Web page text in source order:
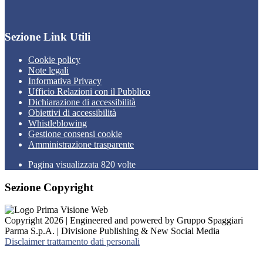
Sezione Link Utili
Cookie policy
Note legali
Informativa Privacy
Ufficio Relazioni con il Pubblico
Dichiarazione di accessibilità
Obiettivi di accessibilità
Whistleblowing
Gestione consensi cookie
Amministrazione trasparente
Pagina visualizzata 820 volte
Sezione Copyright
Copyright 2026 | Engineered and powered by Gruppo Spaggiari
Parma S.p.A. | Divisione Publishing & New Social Media
Disclaimer trattamento dati personali